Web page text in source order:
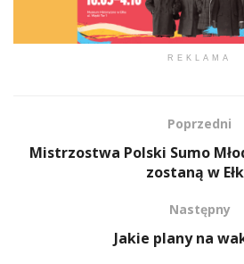
REKLAMA
Poprzedni
Mistrzostwa Polski Sumo
zostaną w
Następny
Jakie plany na